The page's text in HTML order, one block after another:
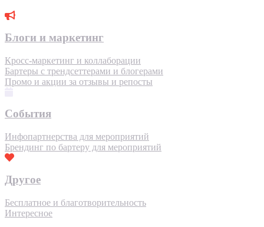
Блоги и маркетинг
Кросс-маркетинг и коллаборации
Бартеры с трендсеттерами и блогерами
Промо и акции за отзывы и репосты
События
Инфопартнерства для мероприятий
Брендинг по бартеру для мероприятий
Другое
Бесплатное и благотворительность
Интересное